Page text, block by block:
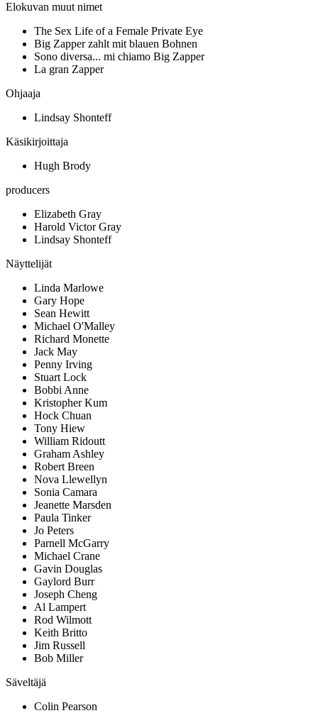
Elokuvan muut nimet
The Sex Life of a Female Private Eye
Big Zapper zahlt mit blauen Bohnen
Sono diversa... mi chiamo Big Zapper
La gran Zapper
Ohjaaja
Lindsay Shonteff
Käsikirjoittaja
Hugh Brody
producers
Elizabeth Gray
Harold Victor Gray
Lindsay Shonteff
Näyttelijät
Linda Marlowe
Gary Hope
Sean Hewitt
Michael O'Malley
Richard Monette
Jack May
Penny Irving
Stuart Lock
Bobbi Anne
Kristopher Kum
Hock Chuan
Tony Hiew
William Ridoutt
Graham Ashley
Robert Breen
Nova Llewellyn
Sonia Camara
Jeanette Marsden
Paula Tinker
Jo Peters
Parnell McGarry
Michael Crane
Gavin Douglas
Gaylord Burr
Joseph Cheng
Al Lampert
Rod Wilmott
Keith Britto
Jim Russell
Bob Miller
Säveltäjä
Colin Pearson